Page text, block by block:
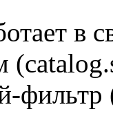
в
фильтр